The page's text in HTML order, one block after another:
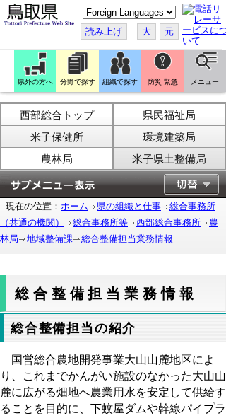
こ
の
ペ
ー
ジ
翻
訳
す
る
読み上げ 大 元
県外の方へ 分野で探す 組織で探す 防災 緊急 メニュー
西部総合トップ
県民福祉局
米子保健所
環境建築局
農林局
米子県土整備局
現在の位置： ホーム 県の組織と仕事
総合事務所
（共通の機関）
総合事務所等 西部総合事務所
農
林局
地域整備課 総合整備担当業務情報
総合整備担当業務情報
総合整備担当の紹介
国営総合農地開発事業大山山麓地区によ
り、これまでかんがい施設のなかった大山山
麓に広がる畑地へ農業用水を安定して供給す
ることを目的に、下蚊屋ダムや幹線パイプラ